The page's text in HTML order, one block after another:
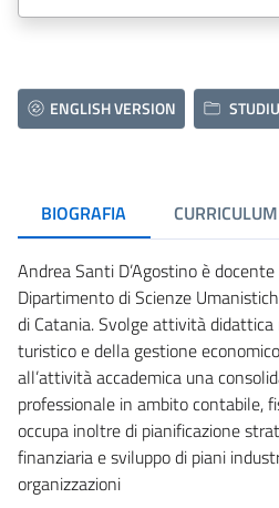
ENGLISH VERSION
BIOGRAFIA CURRICULUM
Andrea Santi D’Agostino è
Dipartimento di Scienze
di Catania. Svolge attività
turistico e della gestione
all’attività accademica una
professionale in ambito contabile,
occupa inoltre di pianificazione
finanziaria e sviluppo di piani
organizzazioni